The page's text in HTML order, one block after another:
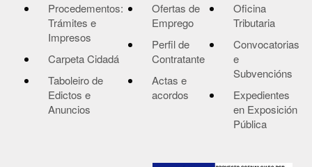
Procedementos:
Trámites e
Impresos
Carpeta Cidadá
Taboleiro de
Edictos e
Anuncios
Ofertas de
Emprego
Perfil de
Contratante
Actas e
acordos
Oficina
Tributaria
Convocatorias
e
Subvencións
Expedientes
en Exposición
Pública